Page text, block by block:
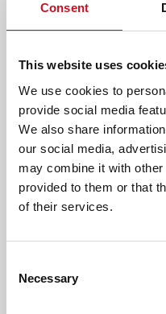
Consent
This website uses
We use cookies to
provide social media
We also share
our social media,
may combine it with
provided to them or that
of their services.
Selection
Necessary
PLUS'
Heeft je kind TOS en een
veroorzaken. We hebben
vroegbehandeling voor
Het doel is dat je kind
voelt en dat jullie elkaar
meer over onze
SPRAAK & TAAL
het verder moet. En hoe
Spraak & Taal